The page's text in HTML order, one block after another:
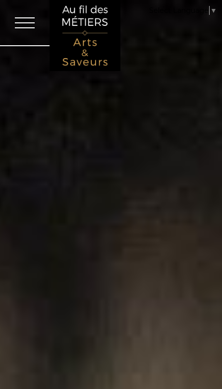
▼
La Chambre des Métiers et de l’Artisanat Centre Val de Loire